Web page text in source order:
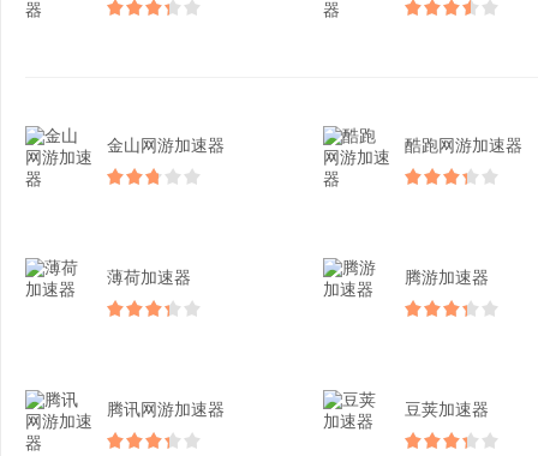
金山网游加速器 酷跑网游加速器
薄荷加速器 腾游加速器
腾讯网游加速器 豆荚加速器